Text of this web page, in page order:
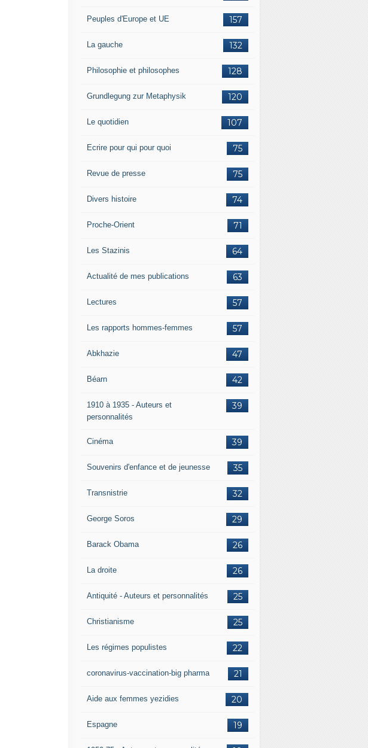
157
Peuples d'Europe et UE
132
La gauche
128
Philosophie et philosophes
120
Grundlegung zur Metaphysik
107
Le quotidien
75
Ecrire pour qui pour quoi
75
Revue de presse
74
Divers histoire
71
Proche-Orient
64
Les Stazinis
63
Actualité de mes publications
57
Lectures
57
Les rapports hommes-femmes
47
Abkhazie
42
Béarn
39
1910 à 1935 - Auteurs et
personnalités
39
Cinéma
35
Souvenirs d'enfance et de jeunesse
32
Transnistrie
29
George Soros
26
Barack Obama
26
La droite
25
Antiquité - Auteurs et personnalités
25
Christianisme
22
Les régimes populistes
21
coronavirus-vaccination-big pharma
20
Aide aux femmes yezidies
19
Espagne